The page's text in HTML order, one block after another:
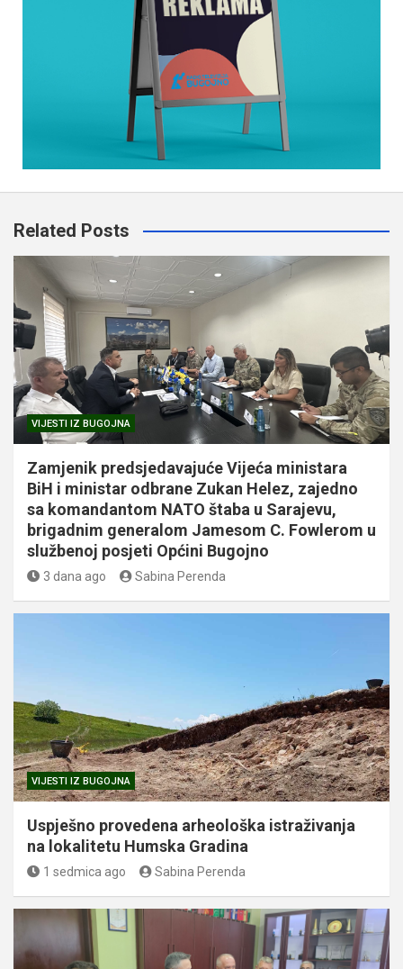
Related Posts
VIJESTI IZ BUGOJNA
Zamjenik predsjedavajuće Vijeća ministara
BiH i ministar odbrane Zukan Helez, zajedno
sa komandantom NATO štaba u Sarajevu,
brigadnim generalom Jamesom C. Fowlerom u
službenoj posjeti Općini Bugojno
3 dana ago Sabina Perenda
VIJESTI IZ BUGOJNA
Uspješno provedena arheološka istraživanja
na lokalitetu Humska Gradina
1 sedmica ago Sabina Perenda